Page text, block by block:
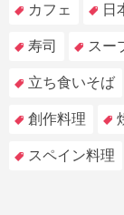
カフェ 日
寿司 スー
立ち食いそば
創作料理
スペイン料理